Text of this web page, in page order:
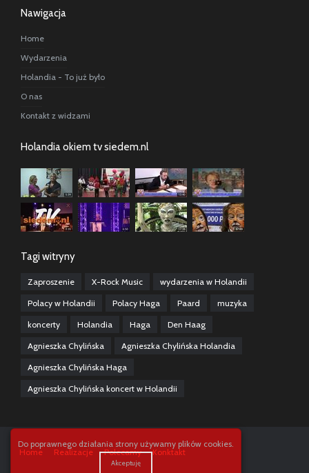
Nawigacja
Home
Wydarzenia
Holandia - To już było
O nas
Kontakt z widzami
Holandia okiem tv siedem.nl
Tagi witryny
Zaproszenie X-Rock Music wydarzenia w Holandii
Polacy w Holandii Polacy Haga Paard muzyka
koncerty Holandia Haga Den Haag
Agnieszka Chylińska Agnieszka Chylińska Holandia
Agnieszka Chylińska Haga
Agnieszka Chylińska koncert w Holandii
Home Realizacje Polecamy Konktakt
Do poprawnego działania strony używamy plików cookies.
Akceptuję